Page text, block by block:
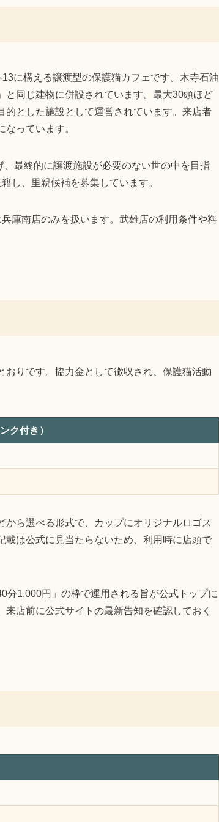
に構える譲渡型の保護猫カフェです。木寺石油
同じ建物に併設されています。最大30頭ほど
とした施設として運営されています。来店者
っています。
最終的に譲渡施設が必要のない世の中を目指
し、里親候補を募集しています。
庫南店のみを扱います。武雄店の利用条件や料
りです。協力金として徴収され、保護猫活動
ク付き）
ら選べる形式で、カップにオリジナルロゴス
は公式に見当たらないため、利用時に店頭で
分1,000円」の枠で運用される旨が公式トップに
店前に公式サイトの最新告知を確認しておく